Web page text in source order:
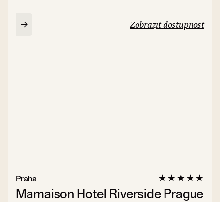
Zobrazit dostupnost
Mamaison Hotel Riverside Prague
Praha